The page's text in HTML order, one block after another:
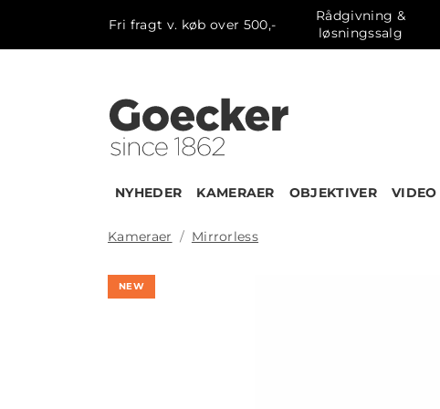
Fri fragt v. køb over 500,-
Rådgivning &
løsningssalg
NYHEDER KAMERAER OBJEKTIVER VIDEO
Kameraer Mirrorless
NEW